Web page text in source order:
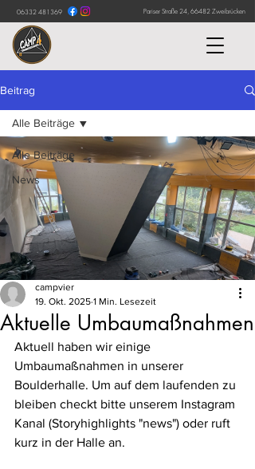
06332 481369 Pariser Straße 24, 66482 Zweibrücken
Beitrag
Alle Beiträge
News
Alle Beiträge
Aktuelle Umbaumaßnahmen
campvier
19. Okt. 2025 1 Min. Lesezeit
Aktuell haben wir einige
Umbaumaßnahmen in unserer
Boulderhalle. Um auf dem laufenden zu
bleiben checkt bitte unserem Instagram
Kanal (Storyhighlights "news") oder ruft
kurz in der Halle an.